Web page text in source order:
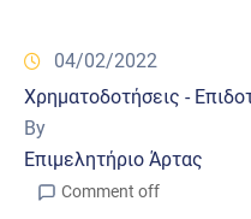
04/02/2022
Χρηματοδοτήσεις -
By
Επιμελητήριο Άρτας
Comment off